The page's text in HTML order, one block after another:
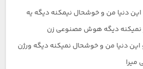
دنیا من و خوشحال نیمکنه دیگه یه
نمیکنه دیگه هوش مصنوعی زن
دنیا من و خوشحال نمیکنه دیگه ورژن